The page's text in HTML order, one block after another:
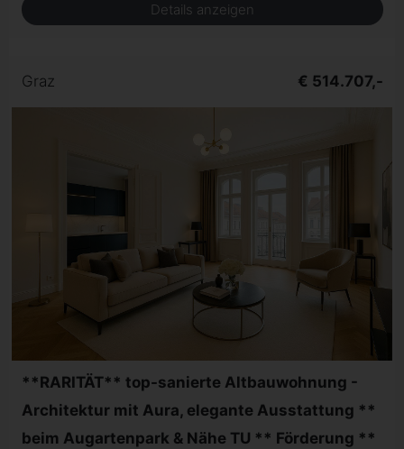
Details anzeigen
Graz € 514.707,-
**RARITÄT** top-sanierte Altbauwohnung -
Architektur mit Aura, elegante Ausstattung **
beim Augartenpark & Nähe TU ** Förderung **